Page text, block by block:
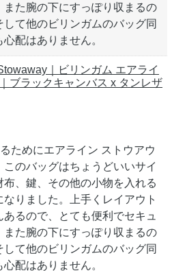
また腕の下にすっぽり収まるの
て他のビリンガムのバッグ同
配はありません。
｜ビリンガム エアライ
ブラックキャンバス x タンレザ
ためにエアライン ストウアウ
のバッグはちょうどいいサイ
、鍵、その他の小物を入れる
りました。上手くレイアウト
るので、とても便利でセキュ
また腕の下にすっぽり収まるの
て他のビリンガムのバッグ同
配はありません。